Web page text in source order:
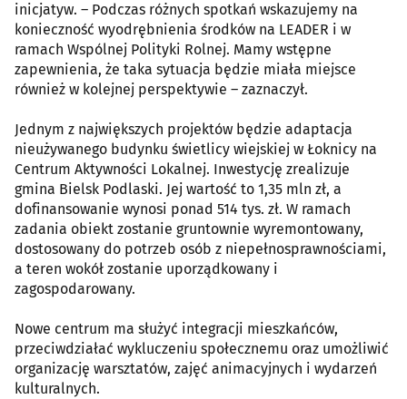
inicjatyw. – Podczas różnych spotkań wskazujemy na
konieczność wyodrębnienia środków na LEADER i w
ramach Wspólnej Polityki Rolnej. Mamy wstępne
zapewnienia, że taka sytuacja będzie miała miejsce
również w kolejnej perspektywie – zaznaczył.
Jednym z największych projektów będzie adaptacja
nieużywanego budynku świetlicy wiejskiej w Łoknicy na
Centrum Aktywności Lokalnej. Inwestycję zrealizuje
gmina Bielsk Podlaski. Jej wartość to 1,35 mln zł, a
dofinansowanie wynosi ponad 514 tys. zł. W ramach
zadania obiekt zostanie gruntownie wyremontowany,
dostosowany do potrzeb osób z niepełnosprawnościami,
a teren wokół zostanie uporządkowany i
zagospodarowany.
Nowe centrum ma służyć integracji mieszkańców,
przeciwdziałać wykluczeniu społecznemu oraz umożliwić
organizację warsztatów, zajęć animacyjnych i wydarzeń
kulturalnych.